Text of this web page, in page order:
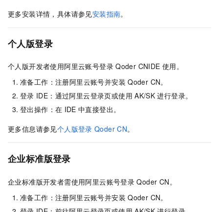
更多安装详情，具体请参见安装指南。
个人版登录
个人版开发者使用阿里云账号登录 Qoder CNIDE 使用。
准备工作：注册阿里云账号并安装 Qoder CN。
登录 IDE：通过阿里云登录页或使用 AK/SK 进行登录。
登出操作：在 IDE 中直接登出。
更多信息请参见个人版登录 Qoder CN。
企业标准版登录
企业标准版开发者需使用阿里云账号登录 Qoder CN 。
准备工作：注册阿里云账号并安装 Qoder CN。